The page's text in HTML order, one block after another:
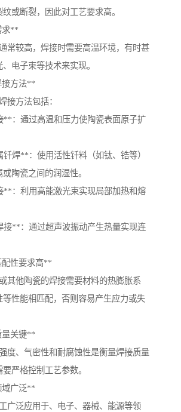
或断裂，因此对工艺要求高。
求**
常较高，焊接时需要高温环境，有时甚
电子束等技术来实现。
接方法**
接方法包括：
：通过高温和压力使陶瓷表面原子扩
焊**：使用活性钎料（如钛、锆等）
陶瓷之间的润湿性。
：利用高能激光束实现局部加热和熔
**：通过超声波振动产生热量实现连
性要求高**
其他陶瓷的焊接需要材料的热膨胀系
等性能相匹配，否则容易产生应力或失
量关键**
度、气密性和耐腐蚀性是衡量焊接质量
严格控制工艺参数。
域广泛**
广泛应用于、电子、器械、能源等领